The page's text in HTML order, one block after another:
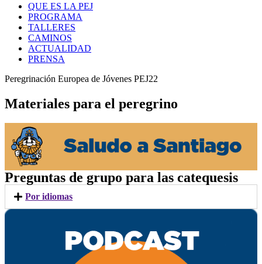
QUE ES LA PEJ
PROGRAMA
TALLERES
CAMINOS
ACTUALIDAD
PRENSA
Peregrinación Europea de Jóvenes PEJ22
Materiales para el peregrino
Preguntas de grupo para las catequesis
Por idiomas